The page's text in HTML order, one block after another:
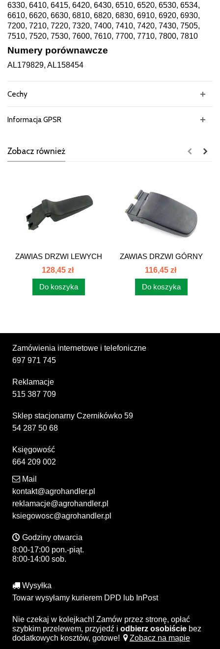
6330, 6410, 6415, 6420, 6430, 6510, 6520, 6530, 6534,
6610, 6620, 6630, 6810, 6820, 6830, 6910, 6920, 6930,
7200, 7210, 7220, 7320, 7400, 7410, 7420, 7430, 7505,
7510, 7520, 7530, 7600, 7610, 7700, 7710, 7800, 7810
Numery porównawcze
AL179829, AL158454
Cechy
Informacja GPSR
Zobacz również
ZAWIAS DRZWI LEWYCH
DOLNY JOHN...
128,45 zł
Do koszyka
ZAWIAS DRZWI GÓRNY
PRAWY JOHN...
116,45 zł
Do koszyka
Zamówienia internetowe i telefoniczne
697 971 745
Reklamacje
515 387 709
Sklep stacjonarny Czernikówko 59
54 287 50 68
Księgowość
664 209 002
Mail
kontakt@agrohandler.pl
reklamacje@agrohandler.pl
ksiegowosc@agrohandler.pl
Godziny otwarcia
8:00-17:00 pon.-piąt.
8:00-14:00 sob.
Wysyłka
Towar wysyłamy kurierem DPD lub InPost
Nie czekaj w kolejkach! Zamów przez stronę, opłać
szybkim przelewem, przyjedź i odbierz osobiście bez
dodatkowych kosztów, gotowe!
Zobacz na mapie